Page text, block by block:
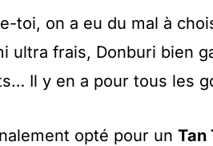
toi, on a eu du mal à
ultra frais, Donburi bien
Il y en a pour tous les
opté pour un Tan